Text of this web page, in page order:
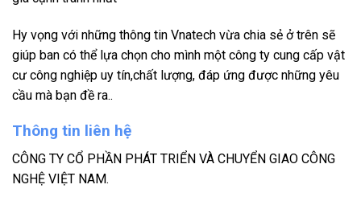
Hy vọng với những thông tin Vnatech vừa chia sẻ ở trên sẽ
giúp ban có thể lựa chọn cho mình một công ty cung cấp vật
cư công nghiệp uy tín,chất lượng, đáp ứng được những yêu
cầu mà bạn đề ra..
Thông tin liên hệ
CÔNG TY CỔ PHẦN PHÁT TRIỂN VÀ CHUYỂN GIAO CÔNG
NGHỆ VIỆT NAM.